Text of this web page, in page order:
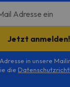
Adresse ein
Jetzt anmelden!
in unsere
die